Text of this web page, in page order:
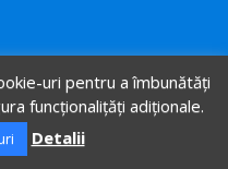
uri pentru a îmbunătăți
funcționalițăți adiționale.
Detalii